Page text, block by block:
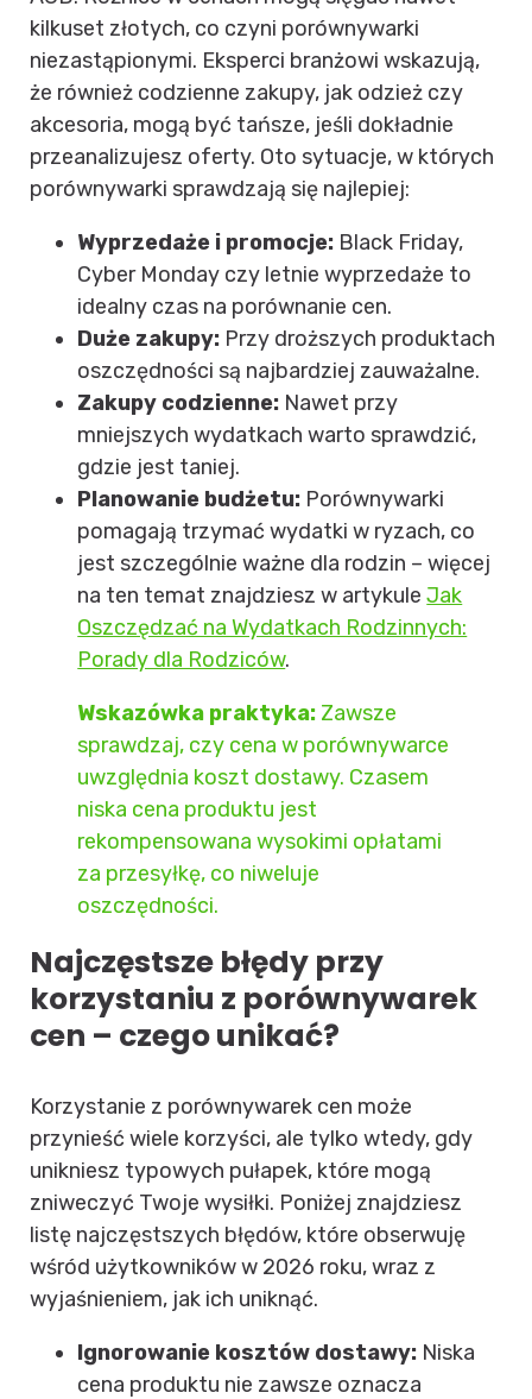
kilkuset złotych, co czyni porównywarki
niezastąpionymi. Eksperci branżowi wskazują,
że również codzienne zakupy, jak odzież czy
akcesoria, mogą być tańsze, jeśli dokładnie
przeanalizujesz oferty. Oto sytuacje, w których
porównywarki sprawdzają się najlepiej:
Wyprzedaże i promocje: Black Friday,
Cyber Monday czy letnie wyprzedaże to
idealny czas na porównanie cen.
Duże zakupy: Przy droższych produktach
oszczędności są najbardziej zauważalne.
Zakupy codzienne: Nawet przy
mniejszych wydatkach warto sprawdzić,
gdzie jest taniej.
Planowanie budżetu: Porównywarki
pomagają trzymać wydatki w ryzach, co
jest szczególnie ważne dla rodzin – więcej
na ten temat znajdziesz w artykuleJak
Oszczędzać na Wydatkach Rodzinnych:
Porady dla Rodziców.
Wskazówka praktyka: Zawsze
sprawdzaj, czy cena w porównywarce
uwzględnia koszt dostawy. Czasem
niska cena produktu jest
rekompensowana wysokimi opłatami
za przesyłkę, co niweluje
oszczędności.
Najczęstsze błędy przy
korzystaniu z porównywarek
cen – czego unikać?
Korzystanie z porównywarek cen może
przynieść wiele korzyści, ale tylko wtedy, gdy
unikniesz typowych pułapek, które mogą
zniweczyć Twoje wysiłki. Poniżej znajdziesz
listę najczęstszych błędów, które obserwuję
wśród użytkowników w 2026 roku, wraz z
wyjaśnieniem, jak ich uniknąć.
Ignorowanie kosztów dostawy: Niska
cena produktu nie zawsze oznacza